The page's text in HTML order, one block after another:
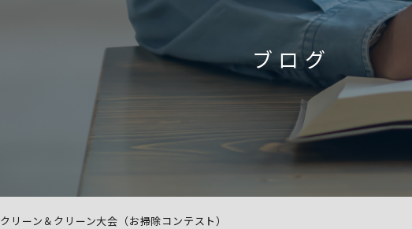
ブログ
クリーン＆クリーン大会（お掃除コンテスト）